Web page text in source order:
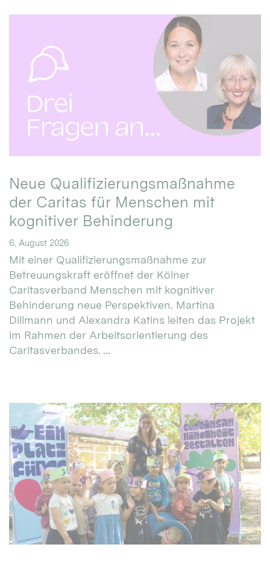
Neue Qualifizierungsmaßnahme
der Caritas für Menschen mit
kognitiver Behinderung
6. August 2026
Mit einer Qualifizierungsmaßnahme zur
Betreuungskraft eröffnet der Kölner
Caritasverband Menschen mit kognitiver
Behinderung neue Perspektiven. Martina
Dillmann und Alexandra Katins leiten das Projekt
im Rahmen der Arbeitsorientierung des
Caritasverbandes. ...